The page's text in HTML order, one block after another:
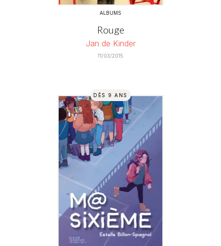
ALBUMS
Rouge
Jan de Kinder
11/03/2015
DÈS 9 ANS